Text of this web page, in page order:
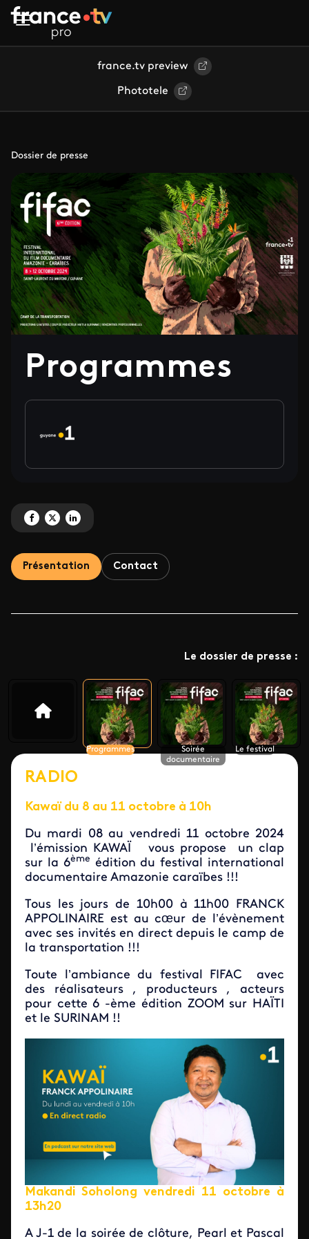
Aller au contenu principal
france.tv preview
Phototele
Dossier de presse
Programmes
Partagez 'Programmes' sur Facebook
Partagez 'Programmes' sur X
Partagez 'Programmes' sur LinkedIn
Présentation Contact
Le dossier de presse :
Programmes
Soirée
documentaire
Le festival
RADIO
Kawaï du 8 au 11 octobre à 10h
Du mardi 08 au vendredi 11 octobre 2024
l’émission KAWAÏ vous propose un clap
sur la 6ème
édition du festival international
documentaire Amazonie caraïbes !!!
Tous les jours de 10h00 à 11h00 FRANCK
APPOLINAIRE est au cœur de l’évènement
avec ses invités en direct depuis le camp de
la transportation !!!
Toute l’ambiance du festival FIFAC avec
des réalisateurs , producteurs , acteurs
pour cette 6 -ème édition ZOOM sur HAÏTI
et le SURINAM !!
Makandi Soholong vendredi 11 octobre à
13h20
A J-1 de la soirée de clôture, Pearl et Pascal